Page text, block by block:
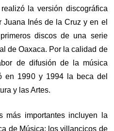
la versión discográfica
Inés de la Cruz y en el
discos de una serie
de Oaxaca. Por la calidad de
de difusión de la música
en 1990 y 1994 la beca del
y las Artes.
más importantes incluyen la
de Música: los villancicos de